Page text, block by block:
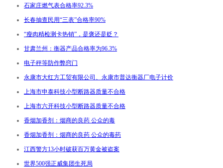
石家庄燃气表合格率92.3%
长春抽查民用“三表”合格率90%
“瘦肉精检测卡热销”，是褒还是贬？
甘肃兰州：衡器产品合格率为96.3%
电子秤等防作弊窍门
永康市大红方工贸有限公司、永康市普达衡器厂电子计价
上海市申泰科技小型断路器质量不合格
上海市六开科技小型断路器质量不合格
香烟加香剂：烟商的良药 公众的毒
香烟加香剂：烟商的良药 公众的毒药
江西警方13小时破获百万黄金被盗案
世界500强正威集团生死局